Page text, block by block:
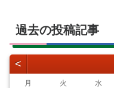
過去の投稿記事
<
月 火 水